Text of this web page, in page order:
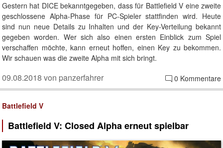
Gestern hat DICE bekanntgegeben, dass für Battlefield V eine zweite
geschlossene Alpha-Phase für PC-Spieler stattfinden wird. Heute
sind nun neue Details zu Inhalten und der Key-Verteilung bekannt
gegeben worden. Wer sich also einen ersten Einblick zum Spiel
verschaffen möchte, kann erneut hoffen, einen Key zu bekommen.
Wir schauen was die zweite Alpha mit sich bringt.
0 Kommentare
09.08.2018 von panzerfahrer
Battlefield V
Battlefield V: Closed Alpha erneut spielbar